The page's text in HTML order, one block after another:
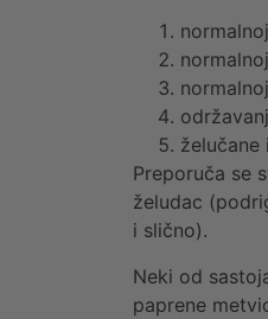
želučane
Preporuča se
želudac
i slično).
Neki od
paprene